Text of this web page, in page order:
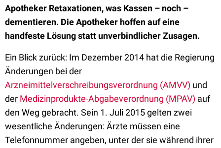
Apotheker Retaxationen, was Kassen – noch –
dementieren. Die Apotheker hoffen auf eine
handfeste Lösung statt unverbindlicher Zusagen.
Ein Blick zurück: Im Dezember 2014 hat die Regierung
Änderungen bei der
Arzneimittelverschreibungsverordnung (AMVV) und
der Medizinprodukte-Abgabeverordnung (MPAV) auf
den Weg gebracht. Sein 1. Juli 2015 gelten zwei
wesentliche Änderungen: Ärzte müssen eine
Telefonnummer angeben, unter der sie während ihrer